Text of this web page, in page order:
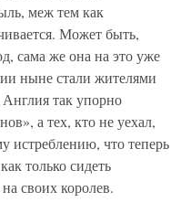
меж тем как
Может быть,
сама же она на это уже
ныне стали жителями
так упорно
а тех, кто не уехал,
истреблению, что теперь
только сидеть
своих королев.